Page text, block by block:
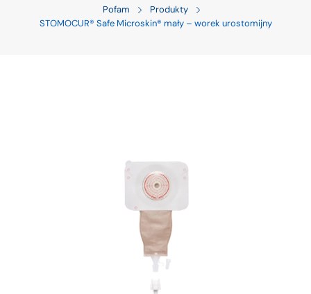
Pofam
Produkty
STOMOCUR® Safe Microskin® mały – worek urostomijny